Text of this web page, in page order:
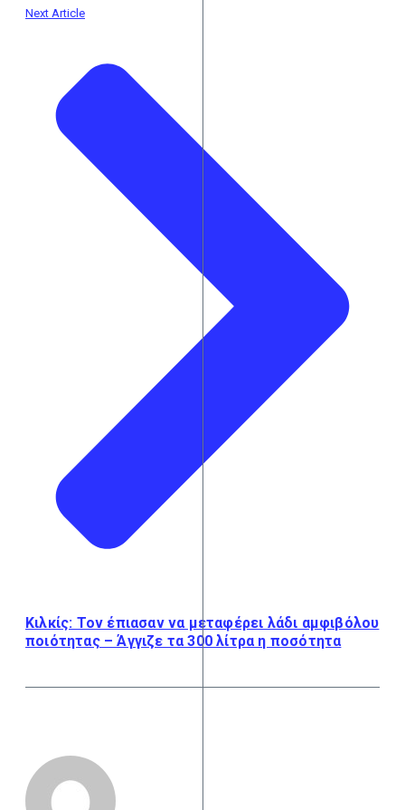
Next Article
Κιλκίς: Τον έπιασαν να μεταφέρει λάδι αμφιβόλου
ποιότητας – Άγγιζε τα 300 λίτρα η ποσότητα